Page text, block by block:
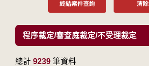
終結案件查詢 清除
程序裁定/審查庭裁定/不受理裁定
總計 9239 筆資料